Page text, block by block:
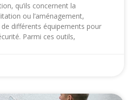
qu’ils concernent la
ou l’aménagement,
de différents équipements pour
Parmi ces outils,